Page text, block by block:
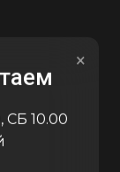
×
СБ 10.00